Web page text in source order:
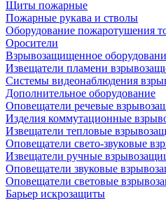
Щиты пожарные
Пожарные рукава и стволы
Оборудование пожаротушения
Оросители
Взрывозащищенное
Извещатели пламени
Системы видеонаблюдения
Дополнительное оборудование
Оповещатели речевые
Изделия коммутационные
Извещатели тепловые
Оповещатели свето-звуковые
Извещатели ручные
Оповещатели звуковые
Оповещатели световые
Барьер искрозащиты